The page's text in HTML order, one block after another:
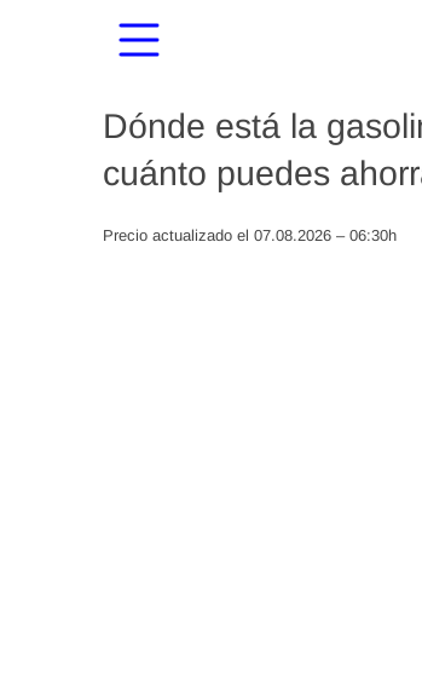
Dónde está la
cuánto puedes
Precio actualizado el 07.08.2026 – 06:30h